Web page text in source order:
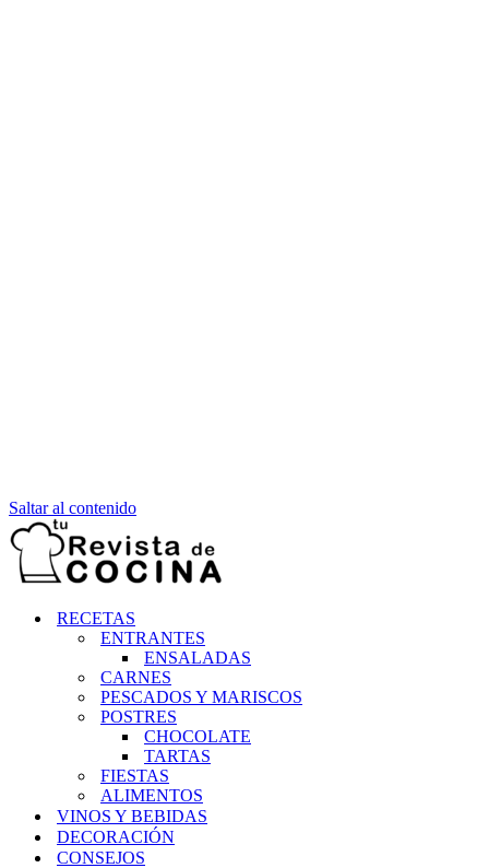
Saltar al contenido
RECETAS
ENTRANTES
ENSALADAS
CARNES
PESCADOS Y MARISCOS
POSTRES
CHOCOLATE
TARTAS
FIESTAS
ALIMENTOS
VINOS Y BEBIDAS
DECORACIÓN
CONSEJOS